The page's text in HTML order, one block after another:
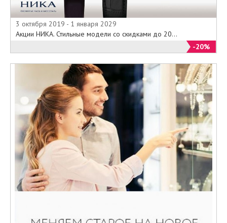
3 октября 2019 - 1 января 2029
Акции НИКА. Стильные модели со скидками до 20...
-20%